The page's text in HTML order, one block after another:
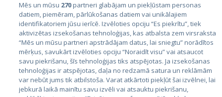
Valstis
Igaunija
Latvija
Lietuva
Mēs un mūsu 270partneri glabājam un piekļūstam personas
datiem, piemēram, pārlūkošanas datiem vai unikālajiem
identifikatoriem jūsu ierīcē. Izvēloties opciju “Es piekrītu”, tiek
aktivizētas izsekošanas tehnoloģijas, kas atbalsta zem virsraksta
“Mēs un mūsu partneri apstrādājam datus, lai sniegtu” norādītos
mērķus, savukārt izvēloties opciju “Noraidīt visu” vai atsaucot
savu piekrišanu, šīs tehnoloģijas tiks atspējotas. Ja izsekošanas
tehnoloģijas ir atspējotas, daļa no redzamā satura un reklāmām
var nebūt jums tik atbilstoša. Varat atkārtoti piekļūt šai izvēlnei, lai
jebkurā laikā mainītu savu izvēli vai atsauktu piekrišanu,